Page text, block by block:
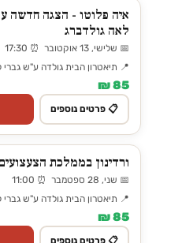
איה פלוטו - הצגה חדשה
לאה גולדברג
📅 שלישי, 13 אוקטובר ⏰ 17:30
📍 תיאטרון הבית גולדה ע"ש גברי
85 ₪
📋 פרטים נוספים
ורדינון בממלכת
📅 שני, 28 ספטמבר ⏰ 11:00
📍 תיאטרון הבית גולדה ע"ש גברי
85 ₪